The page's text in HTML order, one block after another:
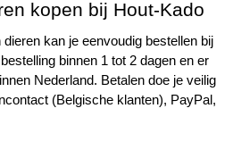
kopen bij Hout-Kado
kan je eenvoudig bestellen bij
binnen 1 tot 2 dagen en er
Nederland. Betalen doe je veilig
(Belgische klanten), PayPal,